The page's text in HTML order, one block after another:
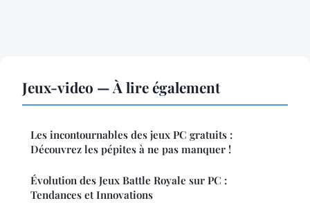
Jeux-video — À lire également
Les incontournables des jeux PC gratuits :
Découvrez les pépites à ne pas manquer !
Évolution des Jeux Battle Royale sur PC :
Tendances et Innovations